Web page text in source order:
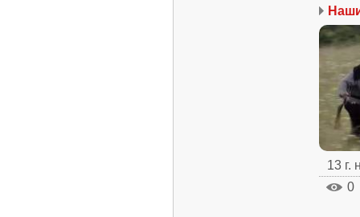
13 г.
0